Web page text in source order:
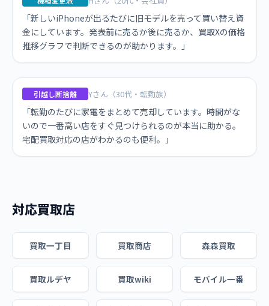
「新しいiPhoneが出るたびに旧モデルを売って買い替え資
金にしています。発表前に売るか後に売るか、買取Xの価格
推移グラフで判断できるのが助かります。」
引越し断捨離 Yさん（30代・転勤族）
「転勤のたびに家電をまとめて売却しています。時間がな
いので一番高い店をすぐ見つけられるのが本当に助かる。
宅配買取対応の店がわかるのも便利。」
対応買取店
買取一丁目 買取商店 森森買取
買取ルデヤ 買取wiki モバイル一番